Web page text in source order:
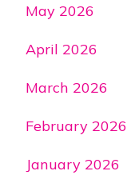
May 2026
April 2026
March 2026
February 2026
January 2026